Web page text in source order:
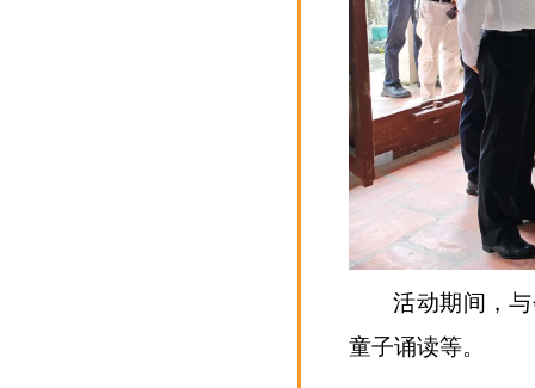
活动期间，
童子诵读等。